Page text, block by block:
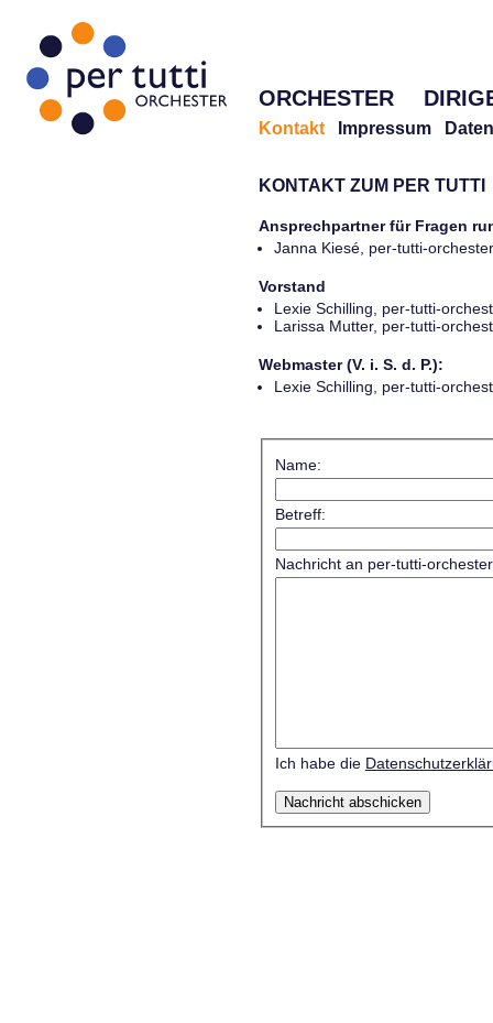
ORCHESTER
Kontakt Impressum
KONTAKT ZUM PER TUTTI
Ansprechpartner für Fragen
Janna Kiesé, per-tutti-
Vorstand
Lexie Schilling, per-tutti-
Larissa Mutter, per-tutti-
Webmaster (V. i. S. d. P.):
Lexie Schilling, per-tutti-
Name:
Betreff:
Nachricht an per-tutti-
Ich habe die